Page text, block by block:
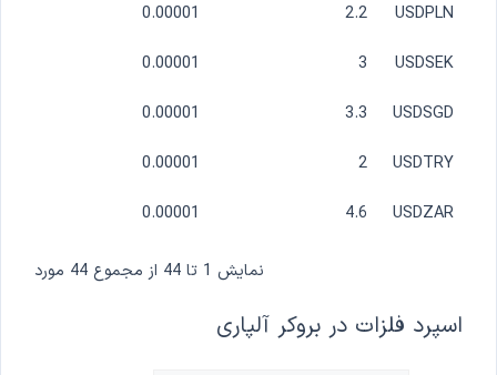
USDPLN
2.2
0.00001
USDSEK
3
0.00001
USDSGD
3.3
0.00001
USDTRY
2
0.00001
USDZAR
4.6
0.00001
نمایش 1 تا 44 از مجموع 44 مورد
اسپرد فلزات در بروکر آلپاری